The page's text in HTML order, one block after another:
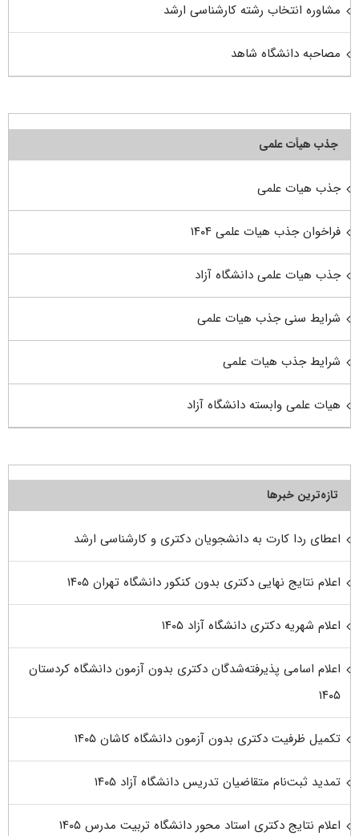
مشاوره انتخاب رشته کارشناسی ارشد
مصاحبه دانشگاه شاهد
جذب هیأت علمی
جذب هیات علمی
فراخوان جذب هیات علمی ۱۴۰۴
جذب هیات علمی دانشگاه آزاد
شرایط سنی جذب هیات علمی
شرایط جذب هیات علمی
هیات علمی وابسته دانشگاه آزاد
تازه‌ترین خبرها
اعطای ردا کارت به دانشجویان دکتری و کارشناسی ارشد
اعلام نتایج نهایی دکتری بدون کنکور دانشگاه تهران ۱۴۰۵
اعلام شهریه دکتری دانشگاه آزاد ۱۴۰۵
اعلام اسامی پذیرفته‌شدگان دکتری بدون آزمون دانشگاه کردستان
۱۴۰۵
تکمیل ظرفیت دکتری بدون آزمون دانشگاه کاشان ۱۴۰۵
تمدید ثبت‌نام متقاضیان تدریس دانشگاه آزاد ۱۴۰۵
اعلام نتایج دکتری استاد محور دانشگاه تربیت مدرس ۱۴۰۵